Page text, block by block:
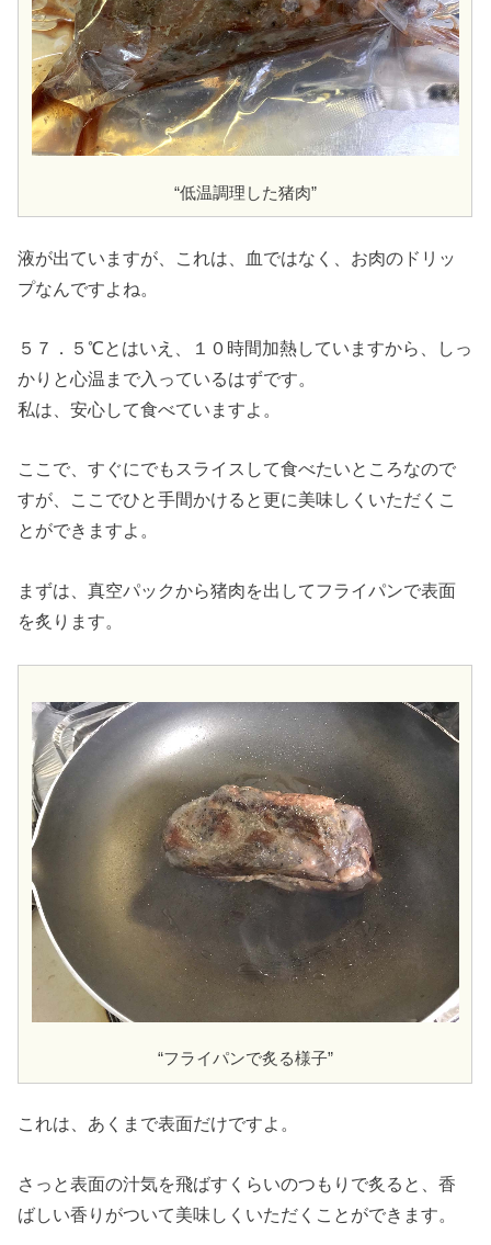
“低温調理した猪肉”
液が出ていますが、これは、血ではなく、お肉のドリッ
プなんですよね。
５７．５℃とはいえ、１０時間加熱していますから、しっ
かりと心温まで入っているはずです。
私は、安心して食べていますよ。
ここで、すぐにでもスライスして食べたいところなので
すが、ここでひと手間かけると更に美味しくいただくこ
とができますよ。
まずは、真空パックから猪肉を出してフライパンで表面
を炙ります。
“フライパンで炙る様子”
これは、あくまで表面だけですよ。
さっと表面の汁気を飛ばすくらいのつもりで炙ると、香
ばしい香りがついて美味しくいただくことができます。